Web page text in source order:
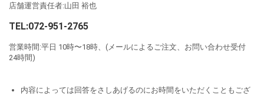
店舗運営責任者:山田 裕也
TEL:072-951-2765
営業時間:平日 10時〜18時、(メールによるご注文、お問い合わせ受付
24時間)
内容によっては回答をさしあげるのにお時間をいただくこともござ